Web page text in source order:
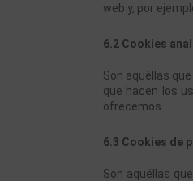
web y, por
6.2 Cookies
Son aquéllas
que hacen los
ofrecemos.
6.3 Cookies de
Son aquéllas